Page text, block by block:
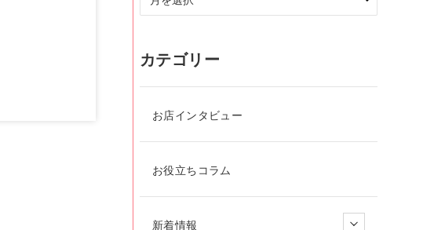
カテゴリー
お店インタビュー
お役立ちコラム
新着情報